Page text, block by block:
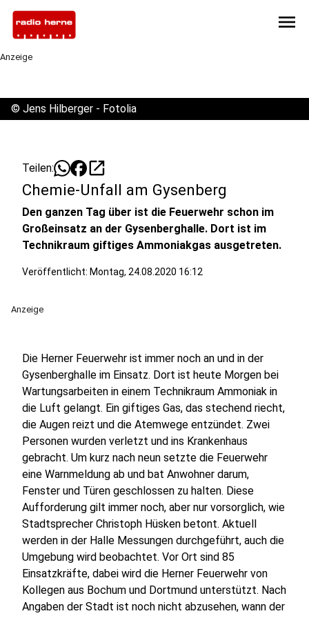
menu
Anzeige
© Jens Hilberger - Fotolia
Teilen: open_in_new
Chemie-Unfall am Gysenberg
Den ganzen Tag über ist die Feuerwehr schon im
Großeinsatz an der Gysenberghalle. Dort ist im
Technikraum giftiges Ammoniakgas ausgetreten.
Veröffentlicht: Montag, 24.08.2020 16:12
Anzeige
Die Herner Feuerwehr ist immer noch an und in der
Gysenberghalle im Einsatz. Dort ist heute Morgen bei
Wartungsarbeiten in einem Technikraum Ammoniak in
die Luft gelangt. Ein giftiges Gas, das stechend riecht,
die Augen reizt und die Atemwege entzündet. Zwei
Personen wurden verletzt und ins Krankenhaus
gebracht. Um kurz nach neun setzte die Feuerwehr
eine Warnmeldung ab und bat Anwohner darum,
Fenster und Türen geschlossen zu halten. Diese
Aufforderung gilt immer noch, aber nur vorsorglich, wie
Stadtsprecher Christoph Hüsken betont. Aktuell
werden in der Halle Messungen durchgeführt, auch die
Umgebung wird beobachtet. Vor Ort sind 85
Einsatzkräfte, dabei wird die Herner Feuerwehr von
Kollegen aus Bochum und Dortmund unterstützt. Nach
Angaben der Stadt ist noch nicht abzusehen, wann der